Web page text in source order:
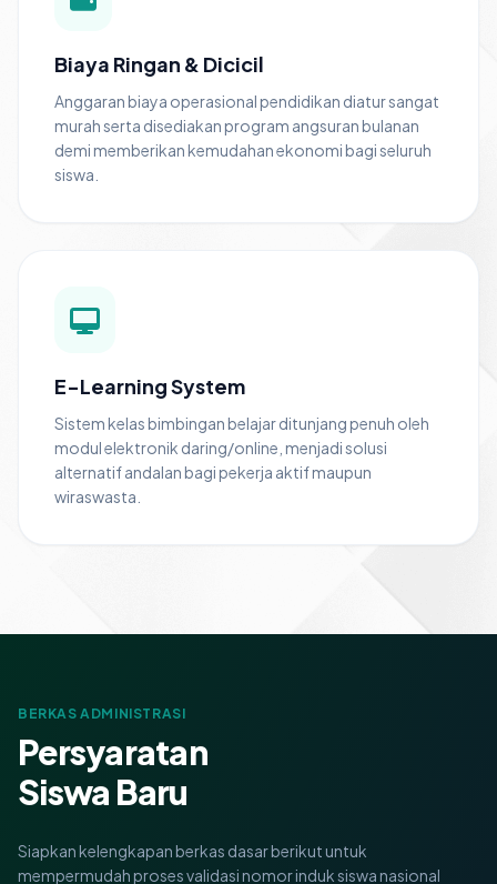
Biaya Ringan & Dicicil
Anggaran biaya operasional pendidikan diatur sangat
murah serta disediakan program angsuran bulanan
demi memberikan kemudahan ekonomi bagi seluruh
siswa.
E-Learning System
Sistem kelas bimbingan belajar ditunjang penuh oleh
modul elektronik daring/online, menjadi solusi
alternatif andalan bagi pekerja aktif maupun
wiraswasta.
BERKAS ADMINISTRASI
Persyaratan
Siswa Baru
Siapkan kelengkapan berkas dasar berikut untuk
mempermudah proses validasi nomor induk siswa nasional